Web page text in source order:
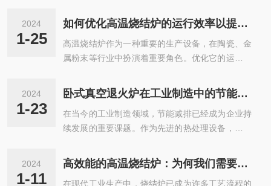
差异较大，而且不同规格的设备适用于不同的加热
择符合自己需求的规格和型号，才能确保设备...
本文将从应用领域和发展趋势两个方面来探讨高温
升降炉在陶瓷行业中的应用与发展趋势。一、应用
领域：1.瓷器制造：高温升降炉是制造高品质瓷器
的必要设备之一。在生产过程中，通过控制炉内温
的定制化生产，提高产品质量和生产效率。2.陶瓷
要作用。通过控制烧结温度和时间，可以...
2024
1-25
如何优化高温烧结炉的运行效率以提高生产效益？
高温烧结炉作为一种重要的生产设备，在陶瓷、金
属粉末等行业中扮演着重要角色。优化它的运行效
质量。本文将从以下几个方面分析如何优化高温烧
结炉的运行效率。首先，优化燃料供给和燃烧控制
是提高其运行效率的关键。合理选择燃料类型和供
给方式，确保燃料充分燃烧，并通过控制风量、氧
果。同时，对炉内的温度和气氛进行实时监测和调
2024
1-23
卧式真空退火炉在工业制造中的节能减排效益分析与实践分享
在当今的工业制造领域，节能减排已经成为企业持
续发展的重要课题。作为先进的热处理设备，卧式
本文将深入探讨它在工业制造中的节能减排效益，
并结合实践经验进行分享。一、卧式真空退火炉的
2024
1-11
高效能的高温烧结炉：为何我们需要选择它？
在现代工业生产中，烧结炉已成为许多工艺流程的